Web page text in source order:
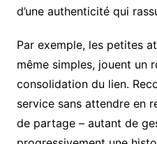
d’une authenticité qui
Par exemple, les petites
même simples, jouent un
consolidation du lien.
service sans attendre en
de partage – autant de